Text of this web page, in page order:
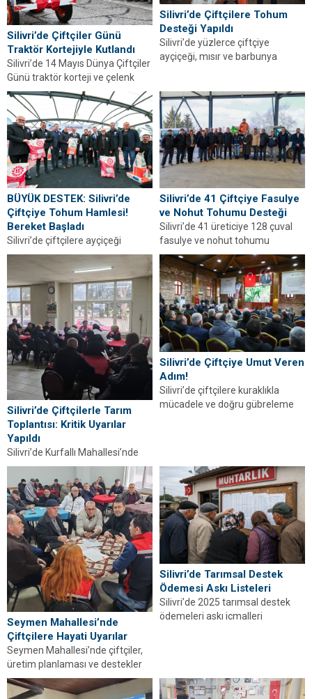
Silivri’de Çiftçiler Günü
Traktör Kortejiyle Kutlandı
Silivri’de 14 Mayıs Dünya Çiftçiler
Günü traktör korteji ve çelenk
töreniyle kutlandı.
Silivri’de Çiftçilere Tohum
Desteği Yapıldı
Silivri’de yüzlerce çiftçiye
ayçiçeği, mısır ve barbunya
BÜYÜK DESTEK: Silivri’de
Çiftçiye Tohum Hamlesi!
Bereket Başladı
Silivri’de çiftçilere ayçiçeği
tohumu dağıtıldı. İBB ve Silivri
Belediyesi’nden üreticiye büyük
destek.
Silivri’de 41 Çiftçiye Fasulye
ve Nohut Tohumu Desteği
Silivri’de 41 üreticiye 128 çuval
fasulye ve nohut tohumu
dağıtıldı. Destek, İBB iş birliğiyle
Değirmenköy’de...
Silivri’de Çiftçilerle Tarım
Toplantısı: Kritik Uyarılar
Yapıldı
Silivri’de Kurfallı Mahallesi’nde
çiftçilerle tarım bilgilendirme
toplantısı yapıldı. Destekler, ÇKS
ve anız yangınları ele alındı.
Silivri’de Çiftçiye Umut Veren
Adım!
Silivri’de çiftçilere kuraklıkla
mücadele ve doğru gübreleme
Seymen Mahallesi’nde
Çiftçilere Hayati Uyarılar
Seymen Mahallesi’nde çiftçiler,
üretim planlaması ve destekler
konusunda Silivri İlçe Tarım
Müdürlüğü tarafından
Silivri’de Tarımsal Destek
Ödemesi Askı Listeleri
Silivri’de 2025 tarımsal destek
ödemeleri askı icmalleri